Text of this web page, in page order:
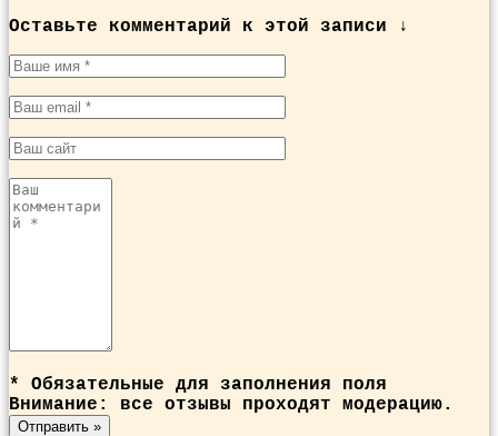
Оставьте комментарий к этой записи ↓
*
Обязательные для заполнения поля
Внимание: все отзывы проходят модерацию.